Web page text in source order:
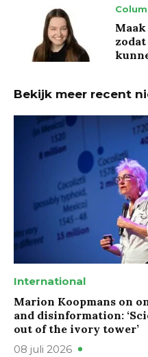
Bekijk meer recent
International
Marion Koopmans on
and disinformation:
out of the ivory tower’
08 juli 2026